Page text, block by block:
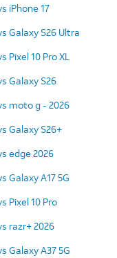
iPhone 17
Galaxy S26 Ultra
Pixel 10 Pro XL
Galaxy S26
moto g - 2026
Galaxy S26+
edge 2026
Galaxy A17 5G
Pixel 10 Pro
razr+ 2026
Galaxy A37 5G